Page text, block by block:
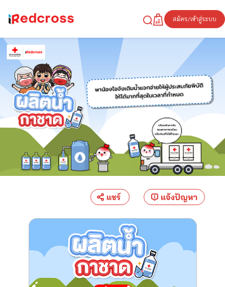
สมัคร/เข้าสู่ระบบ